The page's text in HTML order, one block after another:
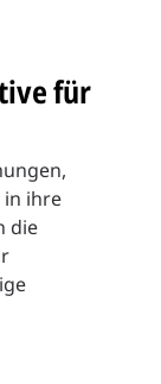
für
in ihre
die